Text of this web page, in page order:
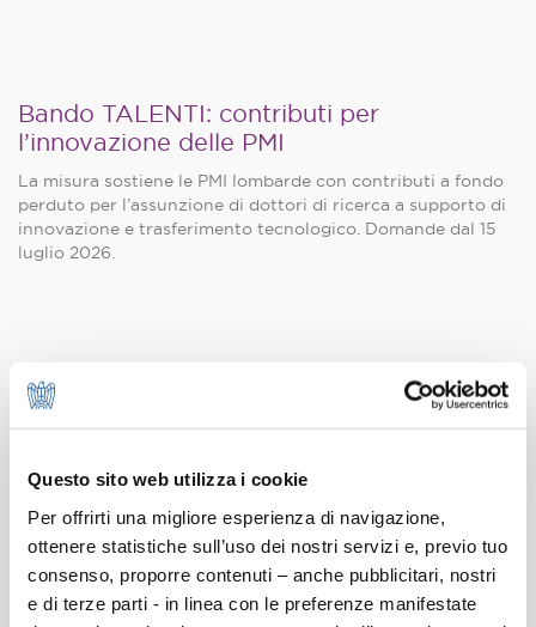
Questo sito web utilizza i cookie
Per offrirti una migliore esperienza di navigazione,
ottenere statistiche sull’uso dei nostri servizi e, previo tuo
consenso, proporre contenuti – anche pubblicitari, nostri
e di terze parti - in linea con le preferenze manifestate
Bando TALENTI: contributi per
l’innovazione delle PMI
La misura sostiene le PMI lombarde con contributi a fondo
perduto per l’assunzione di dottori di ricerca a supporto di
innovazione e trasferimento tecnologico. Domande dal 15
luglio 2026.
Inclusione e lavoro: il progetto “Welcome.
Working for refugee integration”
Rifugiati - è disponibile per le aziende una piattaforma per